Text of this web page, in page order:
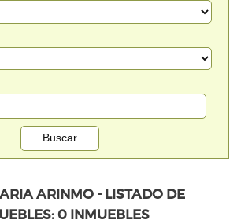
ARINMO - LISTADO DE
0 INMUEBLES